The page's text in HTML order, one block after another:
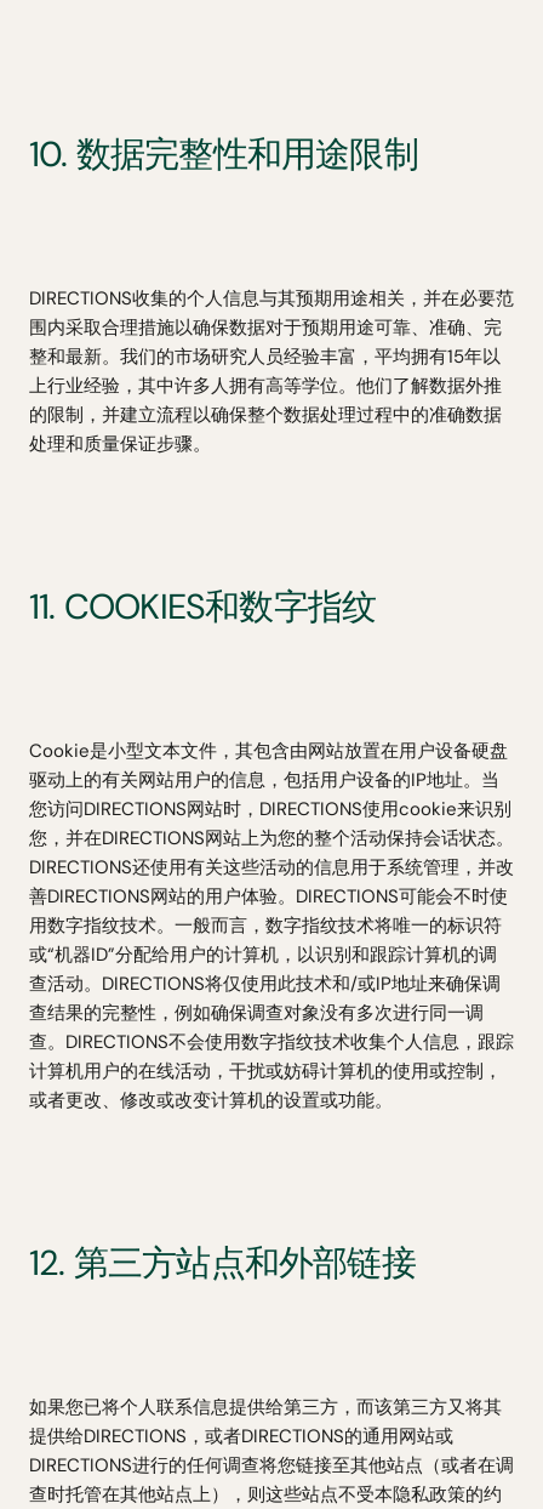
10. 数据完整性和用途限制
DIRECTIONS收集的个人信息与其预期用途相关，并在必要范
围内采取合理措施以确保数据对于预期用途可靠、准确、完
整和最新。我们的市场研究人员经验丰富，平均拥有15年以
上行业经验，其中许多人拥有高等学位。他们了解数据外推
的限制，并建立流程以确保整个数据处理过程中的准确数据
处理和质量保证步骤。
11. COOKIES和数字指纹
Cookie是小型文本文件，其包含由网站放置在用户设备硬盘
驱动上的有关网站用户的信息，包括用户设备的IP地址。当
您访问DIRECTIONS网站时，DIRECTIONS使用cookie来识别
您，并在DIRECTIONS网站上为您的整个活动保持会话状态。
DIRECTIONS还使用有关这些活动的信息用于系统管理，并改
善DIRECTIONS网站的用户体验。DIRECTIONS可能会不时使
用数字指纹技术。一般而言，数字指纹技术将唯一的标识符
或“机器ID”分配给用户的计算机，以识别和跟踪计算机的调
查活动。DIRECTIONS将仅使用此技术和/或IP地址来确保调
查结果的完整性，例如确保调查对象没有多次进行同一调
查。DIRECTIONS不会使用数字指纹技术收集个人信息，跟踪
计算机用户的在线活动，干扰或妨碍计算机的使用或控制，
或者更改、修改或改变计算机的设置或功能。
12. 第三方站点和外部链接
如果您已将个人联系信息提供给第三方，而该第三方又将其
提供给DIRECTIONS，或者DIRECTIONS的通用网站或
DIRECTIONS进行的任何调查将您链接至其他站点（或者在调
查时托管在其他站点上），则这些站点不受本隐私政策的约